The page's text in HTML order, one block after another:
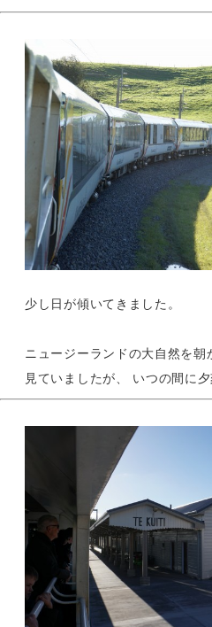
少し日が傾いてきました。
ニュージーランドの大自然を朝
見ていましたが、 いつの間に